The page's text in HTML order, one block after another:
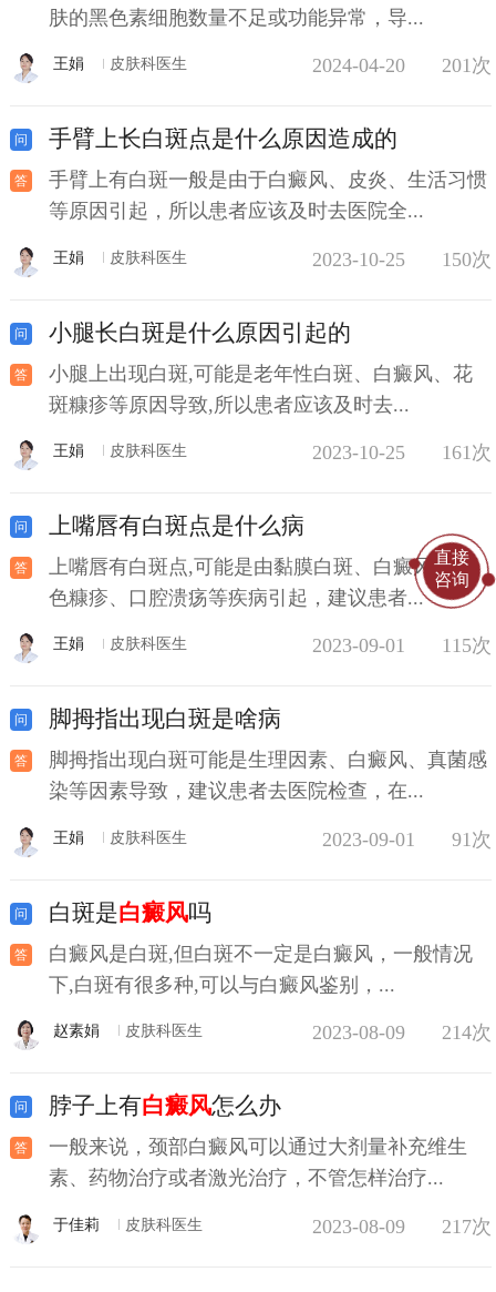
肤的黑色素细胞数量不足或功能异常，导...
王娟 皮肤科医生 2024-04-20 201次
手臂上长白斑点是什么原因造成的
手臂上有白斑一般是由于白癜风、皮炎、生活习惯
等原因引起，所以患者应该及时去医院全...
王娟 皮肤科医生 2023-10-25 150次
小腿长白斑是什么原因引起的
小腿上出现白斑,可能是老年性白斑、白癜风、花
斑糠疹等原因导致,所以患者应该及时去...
王娟 皮肤科医生 2023-10-25 161次
上嘴唇有白斑点是什么病
上嘴唇有白斑点,可能是由黏膜白斑、白癜风、白
色糠疹、口腔溃疡等疾病引起，建议患者...
王娟 皮肤科医生 2023-09-01 115次
脚拇指出现白斑是啥病
脚拇指出现白斑可能是生理因素、白癜风、真菌感
染等因素导致，建议患者去医院检查，在...
王娟 皮肤科医生 2023-09-01 91次
白斑是白癜风吗
白癜风是白斑,但白斑不一定是白癜风，一般情况
下,白斑有很多种,可以与白癜风鉴别，...
赵素娟 皮肤科医生 2023-08-09 214次
脖子上有白癜风怎么办
一般来说，颈部白癜风可以通过大剂量补充维生
素、药物治疗或者激光治疗，不管怎样治疗...
于佳莉 皮肤科医生 2023-08-09 217次
直接
咨询